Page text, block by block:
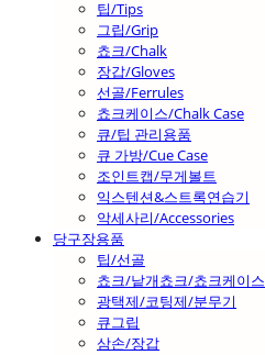
팁/Tips
그립/Grip
쵸크/Chalk
장갑/Gloves
선골/Ferrules
쵸크케이스/Chalk Case
큐/팁 관리용품
큐 가방/Cue Case
조인트캡/무게볼트
익스텐션&스트록연습기
악세사리/Accessories
당구장용품
팁/선골
쵸크/낱개쵸크/쵸크케이스
광택제/코팅제/분무기
큐그립
삼손/장갑